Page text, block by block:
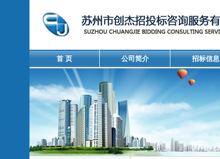
首 页 公司简介 招标信息